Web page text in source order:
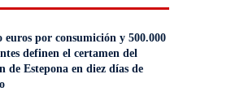
euros por consumición y 500.000
definen el certamen del
de Estepona en diez días de